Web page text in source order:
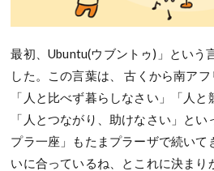
最初、Ubuntu(ウブントゥ)」という
した。この言葉は、 古くから南ア
「人と比べず暮らしなさい」「人と
「人とつながり、助けなさい」と
プラ一座」もたまプラーザで続いて
いに合っているね、とこれに決まり